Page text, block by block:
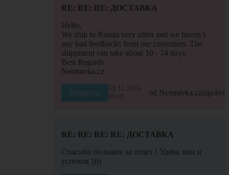
RE: RE: RE: ДОСТАВКА
Hello,
We ship to Russia very often and we haven´t
any bad feedbacks from our customers. The
shippment can take about 10 - 14 days.
Best Regards
Nemravka.cz
Reagovat
18.11.2016
09:01
od Nemravka.cz
RE: RE: RE: RE: ДОСТАВКА
Спасибо большое за ответ ! Удачи вам и
успехов ))))